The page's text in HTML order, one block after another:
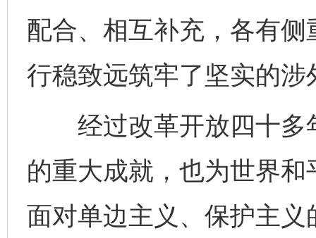
配合、相互补充，各有
行稳致远筑牢了坚实的涉
经过改革开放四十多
的重大成就，也为世界
面对单边主义、保护主
完善运行机制助力责任有效落实 一纸欠